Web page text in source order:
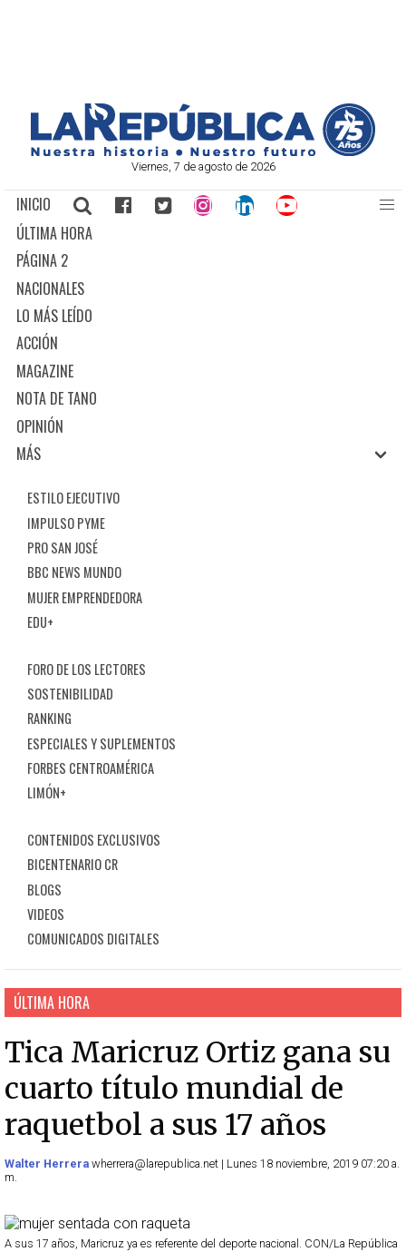
Viernes, 7 de agosto de 2026
INICIO
ÚLTIMA HORA
PÁGINA 2
NACIONALES
LO MÁS LEÍDO
ACCIÓN
MAGAZINE
NOTA DE TANO
OPINIÓN
MÁS
ESTILO EJECUTIVO
IMPULSO PYME
PRO SAN JOSÉ
BBC NEWS MUNDO
MUJER EMPRENDEDORA
EDU+
FORO DE LOS LECTORES
SOSTENIBILIDAD
RANKING
ESPECIALES Y SUPLEMENTOS
FORBES CENTROAMÉRICA
LIMÓN+
CONTENIDOS EXCLUSIVOS
BICENTENARIO CR
BLOGS
VIDEOS
COMUNICADOS DIGITALES
ÚLTIMA HORA
Tica Maricruz Ortiz gana su
cuarto título mundial de
raquetbol a sus 17 años
Walter Herrera wherrera@larepublica.net | Lunes 18 noviembre, 2019 07:20 a.
m.
A sus 17 años, Maricruz ya es referente del deporte nacional. CON/La República